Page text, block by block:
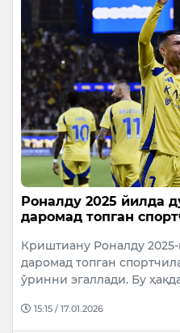
Роналду 2025 йилда
даромад топган
Криштиану Роналду
даромад топган
ўринни эгаллади. Бу
15:15 / 17.01.2026